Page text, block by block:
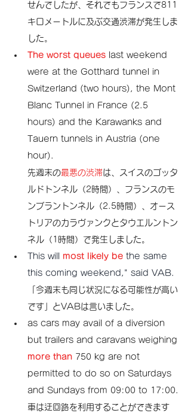
せんでしたが、それでもフランスで811
キロメートルに及ぶ交通渋滞が発生しま
した。
The worst queues last weekend
were at the Gotthard tunnel in
Switzerland (two hours), the Mont
Blanc Tunnel in France (2.5
hours) and the Karawanks and
Tauern tunnels in Austria (one
hour).
先週末の最悪の渋滞は、スイスのゴッタ
ルドトンネル（2時間）、フランスのモ
ンブラントンネル（2.5時間）、オース
トリアのカラヴァンクとタウエルントン
ネル（1時間）で発生しました。
This will most likely be the same
this coming weekend," said VAB.
「今週末も同じ状況になる可能性が高い
です」とVABは言いました。
as cars may avail of a diversion
but trailers and caravans weighing
more than 750 kg are not
permitted to do so on Saturdays
and Sundays from 09:00 to 17:00.
車は迂回路を利用することができます